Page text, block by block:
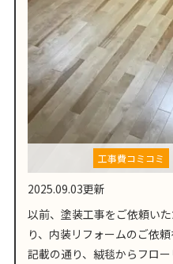
工事費コミコミ
2025.09.03更新
以前、塗装工事をご依頼い
り、内装リフォームのご依
記載の通り、絨毯からフロ